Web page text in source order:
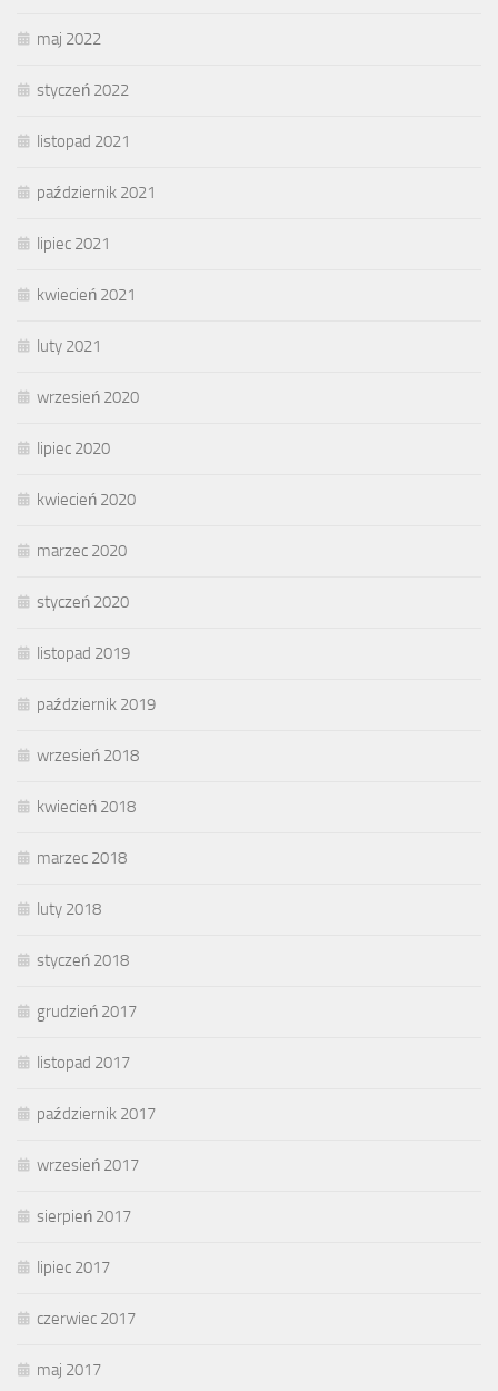
maj 2022
styczeń 2022
listopad 2021
październik 2021
lipiec 2021
kwiecień 2021
luty 2021
wrzesień 2020
lipiec 2020
kwiecień 2020
marzec 2020
styczeń 2020
listopad 2019
październik 2019
wrzesień 2018
kwiecień 2018
marzec 2018
luty 2018
styczeń 2018
grudzień 2017
listopad 2017
październik 2017
wrzesień 2017
sierpień 2017
lipiec 2017
czerwiec 2017
maj 2017